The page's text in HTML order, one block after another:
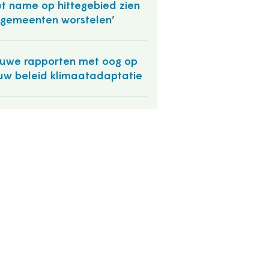
name op hittegebied zien
worstelen’
rapporten met oog op
beleid klimaatadaptatie